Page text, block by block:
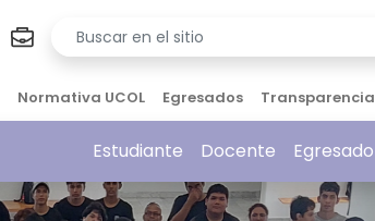
Normativa UCOL Egresados Transparencia
Estudiante Docente Egresado